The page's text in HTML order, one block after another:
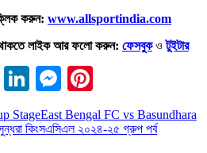
করুন: www.allsportindia.com
থাকতে লাইক আর ফলো করুন: ফেসবুকওটুইটার
Telegram
LinkedIn
Messenger
StageEast Bengal FC vs Basundhara
কিংসএসিএল ২০২৪-২৫ গ্রুপ পর্ব